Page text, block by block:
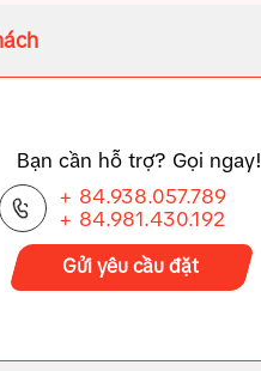
Bạn cần hỗ trợ? Gọi ngay!
+ 84.938.057.789
+ 84.981.430.192
Gửi yêu cầu đặt